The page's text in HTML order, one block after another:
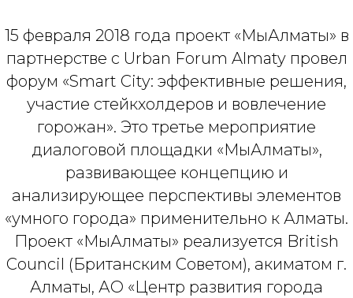
15 февраля 2018 года проект «МыАлматы» в
партнерстве с Urban Forum Almaty провел
форум «Smart City: эффективные решения,
участие стейкхолдеров и вовлечение
горожан». Это третье мероприятие
диалоговой площадки «МыАлматы»,
развивающее концепцию и
анализирующее перспективы элементов
«умного города» применительно к Алматы.
Проект «МыАлматы» реализуется British
Council (Британским Советом), акиматом г.
Алматы, АО «Центр развития города